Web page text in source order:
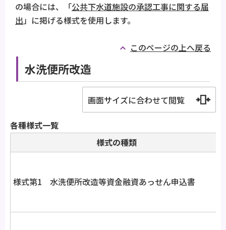
の場合には、「公共下水道施設の承認工事に関する届
出」に掲げる様式を使用します。
このページの上へ戻る
水洗便所改造
画面サイズに合わせて閲覧
各種様式一覧
様式の種類
様式第1 水洗便所改造等資金融資あっせん申込書